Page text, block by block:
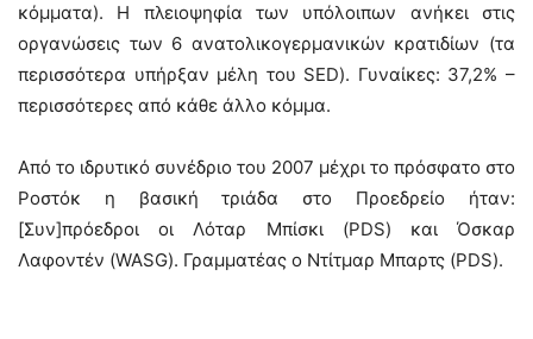
κόμματα). Η πλειοψηφία των υπόλοιπων ανήκει στις
οργανώσεις των 6 ανατολικογερμανικών κρατιδίων (τα
περισσότερα υπήρξαν μέλη του SED). Γυναίκες: 37,2% –
περισσότερες από κάθε άλλο κόμμα.
Από το ιδρυτικό συνέδριο του 2007 μέχρι το πρόσφατο στο
Ροστόκ η βασική τριάδα στο Προεδρείο ήταν:
[Συν]πρόεδροι οι Λόταρ Μπίσκι (PDS) και Όσκαρ
Λαφοντέν (WASG). Γραμματέας ο Ντίτμαρ Μπαρτς (PDS).